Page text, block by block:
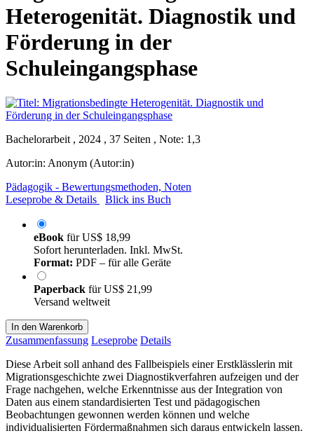
Heterogenität. Diagnostik und
Förderung in der
Schuleingangsphase
Bachelorarbeit , 2024 , 37 Seiten , Note: 1,3
Autor:in: Anonym (Autor:in)
Pädagogik - Bewertungsmethoden, Noten
Leseprobe & Details
Blick ins Buch
eBook fürUS$ 18,99
Sofort herunterladen. Inkl. MwSt.
Format: PDF – für alle Geräte
Paperback fürUS$ 21,99
Versand weltweit
In den Warenkorb
Zusammenfassung Leseprobe Details
Diese Arbeit soll anhand des Fallbeispiels einer Erstklässlerin mit
Migrationsgeschichte zwei Diagnostikverfahren aufzeigen und der
Frage nachgehen, welche Erkenntnisse aus der Integration von
Daten aus einem standardisierten Test und pädagogischen
Beobachtungen gewonnen werden können und welche
individualisierten Fördermaßnahmen sich daraus entwickeln lassen.